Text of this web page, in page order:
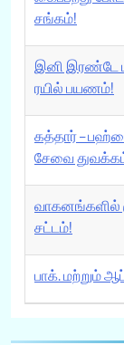
சங்கம்!
இனி இரண்டே
ரயில் பயணம்!
கத்தார் –
சேவை
வாகனங்களில்
சட்டம்!
பாக். மற்றும்